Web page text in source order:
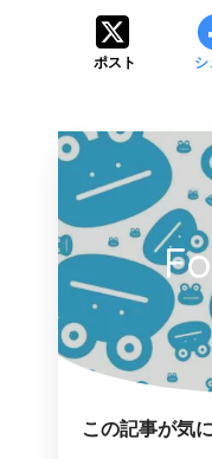
ポスト シ
この記事が気